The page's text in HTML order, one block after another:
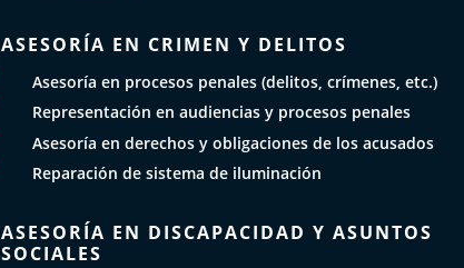
ASESORÍA EN CRIMEN Y DELITOS
Asesoría en procesos penales (delitos, crímenes, etc.)
Representación en audiencias y procesos penales
Asesoría en derechos y obligaciones de los acusados
Reparación de sistema de iluminación
ASESORÍA EN DISCAPACIDAD Y ASUNTOS
SOCIALES